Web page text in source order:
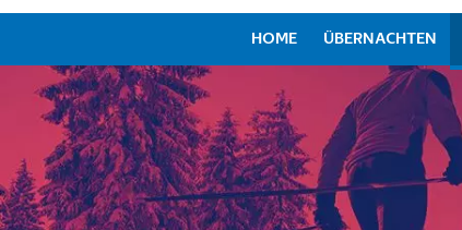
HOME ÜBERNACHTEN